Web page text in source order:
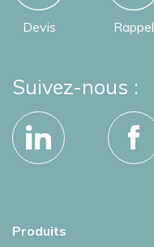
Devis Rappel
Suivez-nous :
Produits